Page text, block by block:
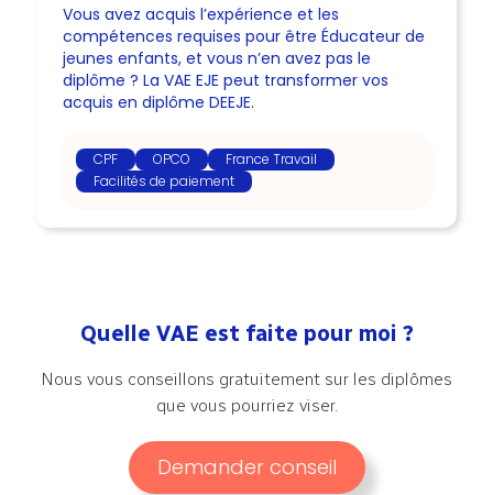
Vous avez acquis l’expérience et les
compétences requises pour être Éducateur de
jeunes enfants, et vous n’en avez pas le
diplôme ? La VAE EJE peut transformer vos
acquis en diplôme DEEJE.
CPF OPCO
France Travail
Facilités de paiement
Quelle VAE est faite pour moi ?
Nous vous conseillons gratuitement sur les diplômes
que vous pourriez viser.
Demander conseil